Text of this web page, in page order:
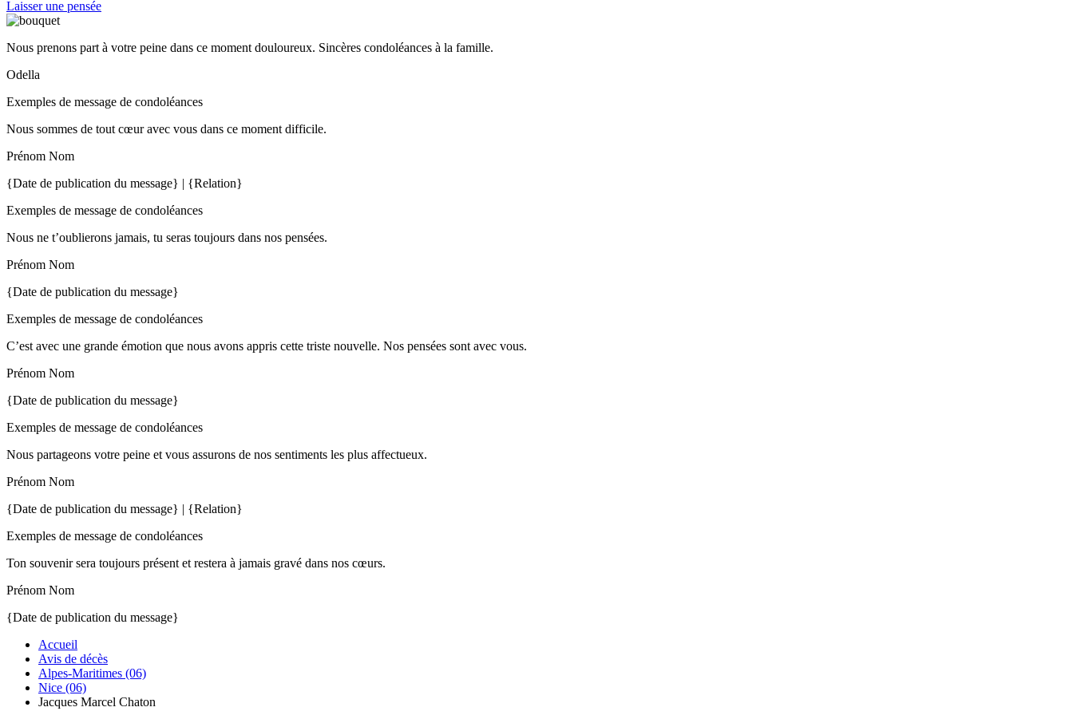
Laisser une pensée
Nous prenons part à votre peine dans ce moment douloureux. Sincères condoléances à la famille.
Odella
Exemples de message de condoléances
Nous sommes de tout cœur avec vous dans ce moment difficile.
Prénom Nom
{Date de publication du message} | {Relation}
Exemples de message de condoléances
Nous ne t’oublierons jamais, tu seras toujours dans nos pensées.
Prénom Nom
{Date de publication du message}
Exemples de message de condoléances
C’est avec une grande émotion que nous avons appris cette triste nouvelle. Nos pensées sont avec vous.
Prénom Nom
{Date de publication du message}
Exemples de message de condoléances
Nous partageons votre peine et vous assurons de nos sentiments les plus affectueux.
Prénom Nom
{Date de publication du message} | {Relation}
Exemples de message de condoléances
Ton souvenir sera toujours présent et restera à jamais gravé dans nos cœurs.
Prénom Nom
{Date de publication du message}
Accueil
Avis de décès
Alpes-Maritimes (06)
Nice (06)
Jacques Marcel Chaton